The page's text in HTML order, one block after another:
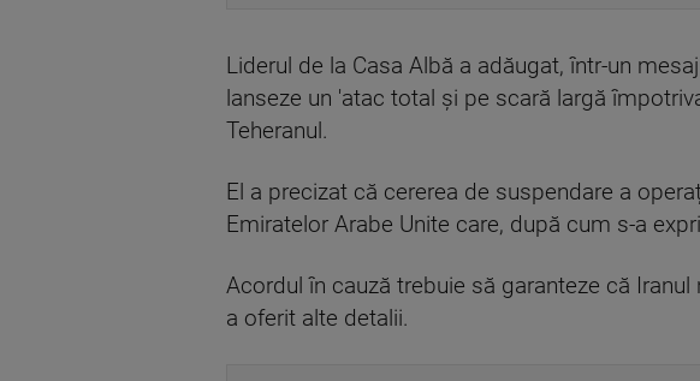
Liderul de la Casa Albă a adăugat, într-un
lanseze un 'atac total și pe scară largă
Teheranul.
El a precizat că cererea de suspendare a
Emiratelor Arabe Unite care, după cum s-a
Acordul în cauză trebuie să garanteze că
a oferit alte detalii.